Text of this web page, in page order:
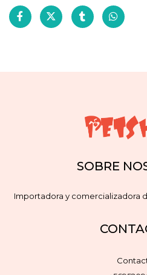
SOBRE
Importadora y comercializadora